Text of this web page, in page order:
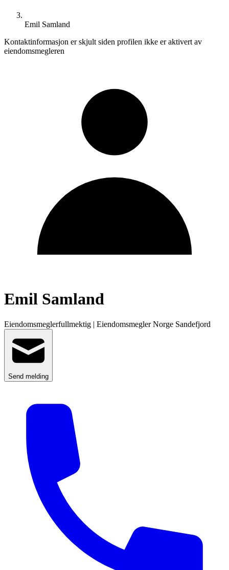
Emil Samland
Kontaktinformasjon er skjult siden profilen ikke er aktivert av
eiendomsmegleren
Emil Samland
Eiendomsmeglerfullmektig | Eiendomsmegler Norge Sandefjord
Send melding